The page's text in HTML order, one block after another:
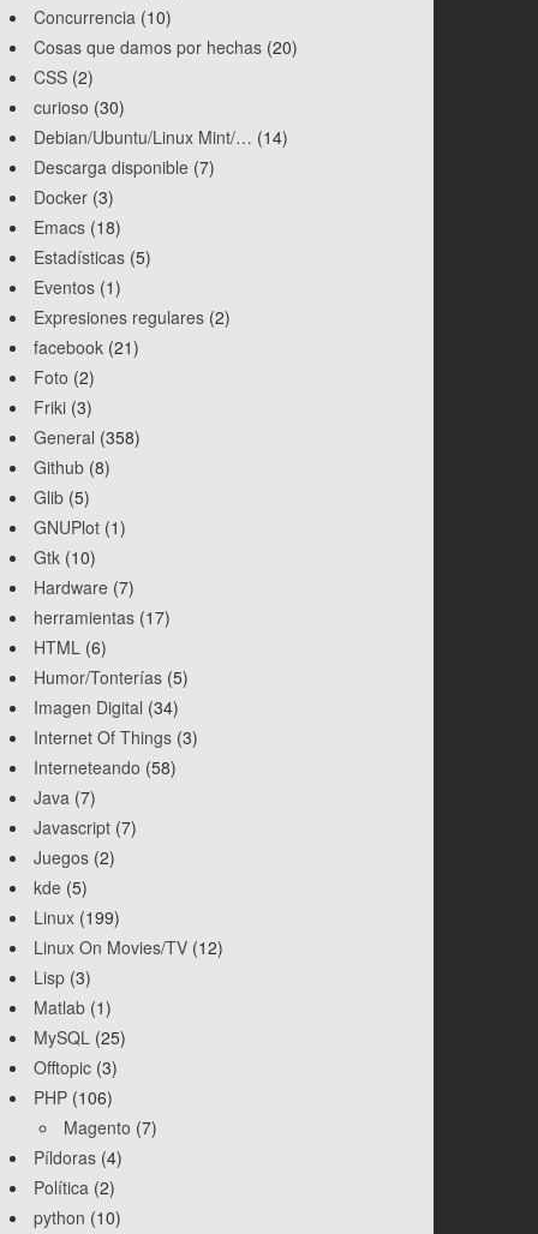
) ) )
neuronas. ¡Ay! A partir de las 12 de la
Concurrencia (10)
Cosas que damos por hechas (20)
CSS (2)
curioso (30)
Debian/Ubuntu/Linux Mint/… (14)
Descarga disponible (7)
Docker (3)
Emacs (18)
Estadísticas (5)
Eventos (1)
Expresiones regulares (2)
facebook (21)
Foto (2)
Friki (3)
General (358)
Github (8)
Glib (5)
GNUPlot (1)
Gtk (10)
Hardware (7)
herramientas (17)
HTML (6)
Humor/Tonterías (5)
Imagen Digital (34)
Internet Of Things (3)
Interneteando (58)
Java (7)
Javascript (7)
Juegos (2)
kde (5)
Linux (199)
Linux On Movies/TV (12)
Lisp (3)
Matlab (1)
MySQL (25)
Offtopic (3)
PHP (106)
Magento (7)
Píldoras (4)
Política (2)
python (10)